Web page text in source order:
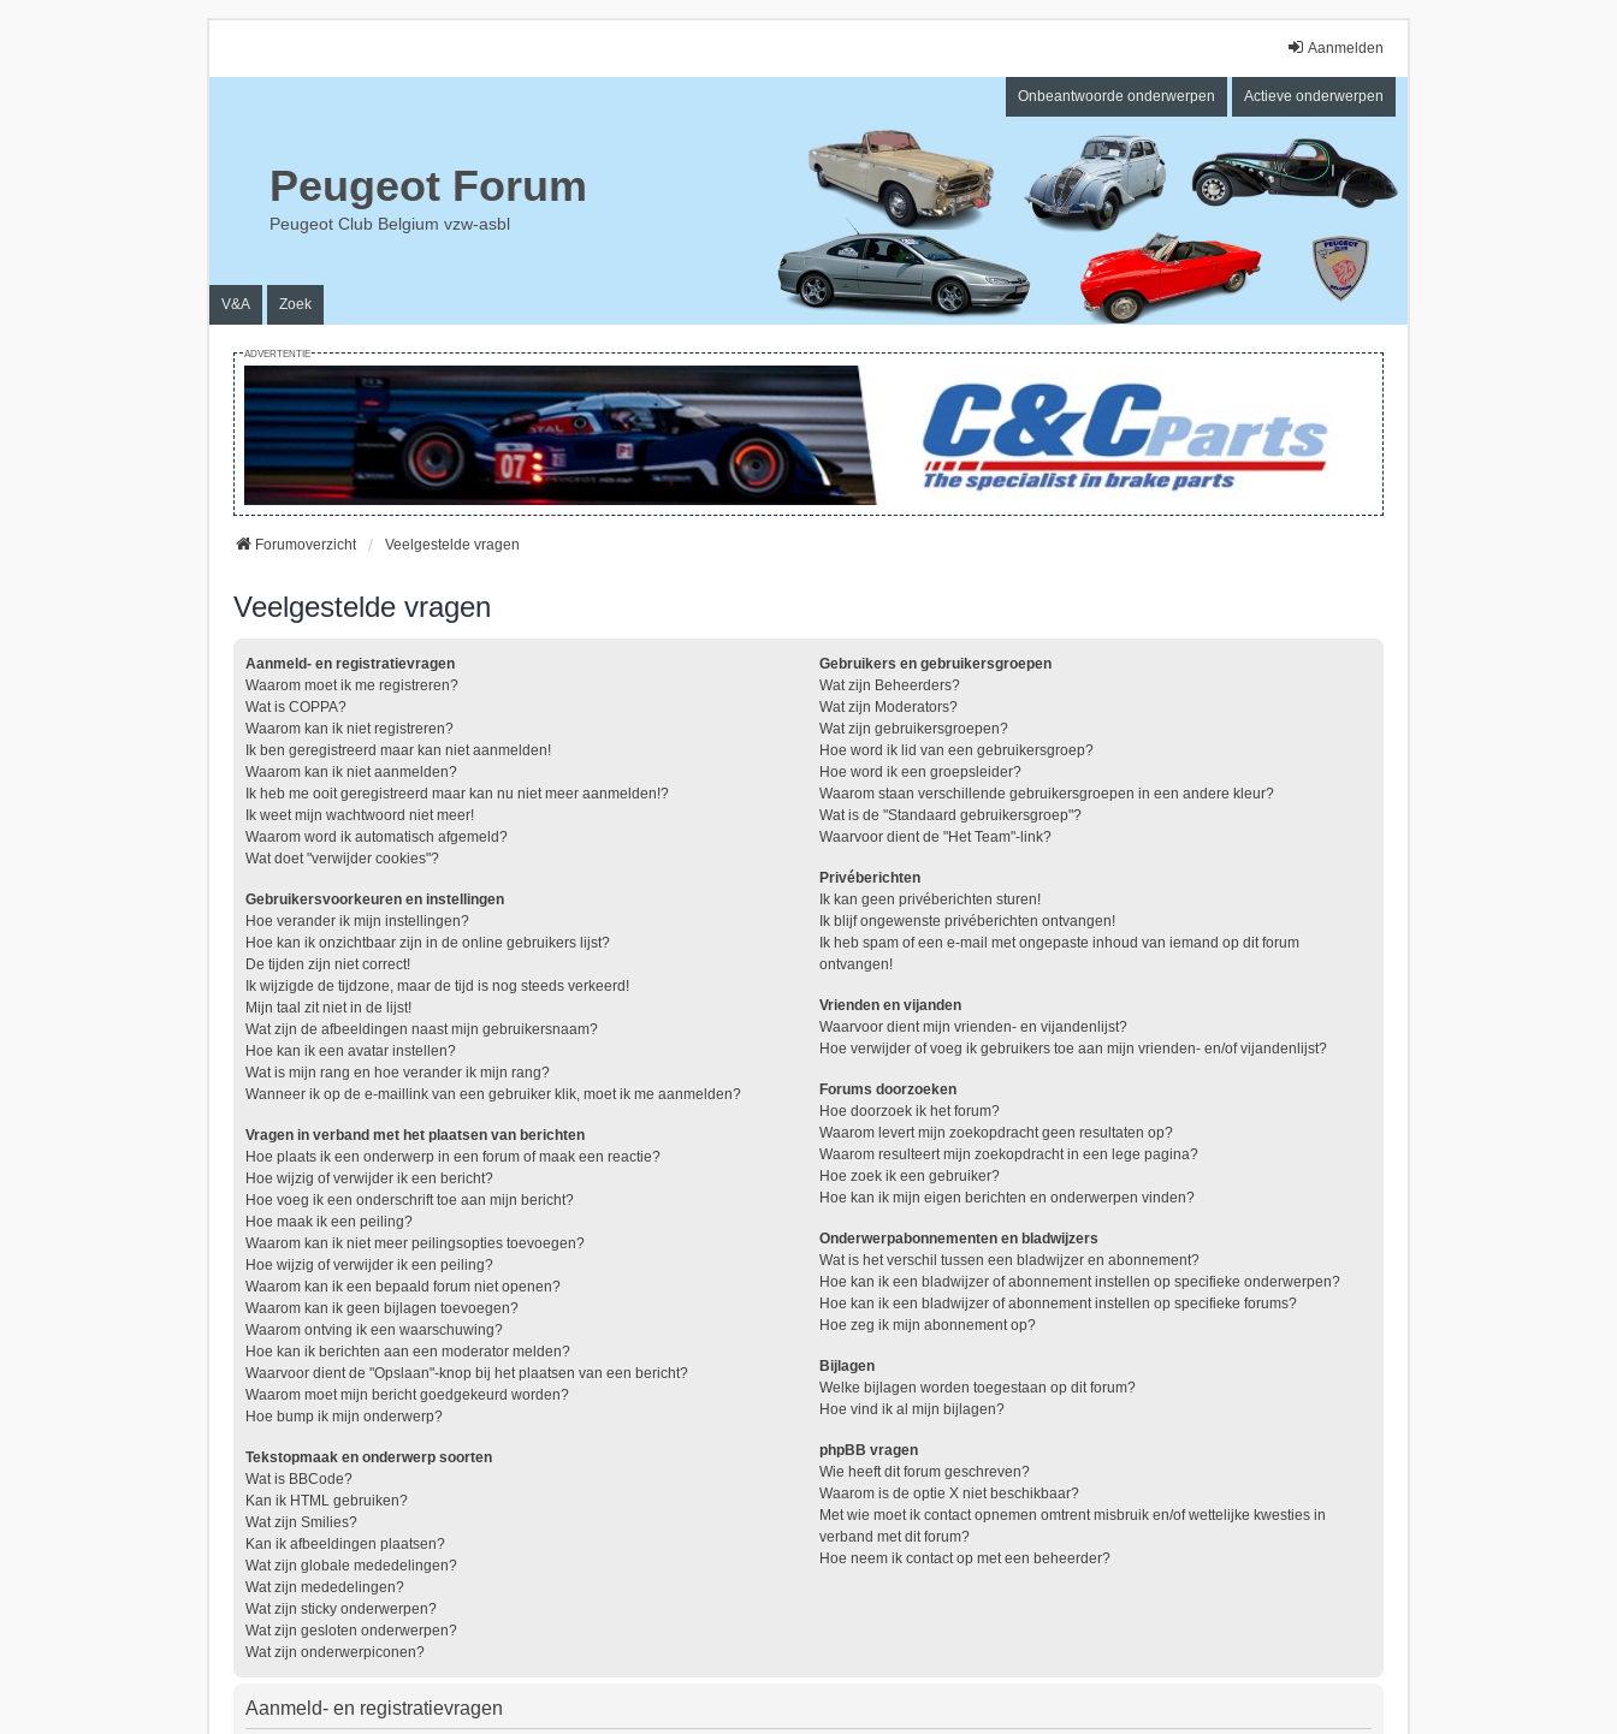
Aanmelden
Onbeantwoorde onderwerpen Actieve onderwerpen
Peugeot Forum
Peugeot Club Belgium vzw-asbl
V&A Zoek
ADVERTENTIE
Forumoverzicht Veelgestelde vragen
Veelgestelde vragen
Aanmeld- en registratievragen
Waarom moet ik me registreren?
Wat is COPPA?
Waarom kan ik niet registreren?
Ik ben geregistreerd maar kan niet aanmelden!
Waarom kan ik niet aanmelden?
Ik heb me ooit geregistreerd maar kan nu niet meer aanmelden!?
Ik weet mijn wachtwoord niet meer!
Waarom word ik automatisch afgemeld?
Wat doet "verwijder cookies"?
Gebruikersvoorkeuren en instellingen
Hoe verander ik mijn instellingen?
Hoe kan ik onzichtbaar zijn in de online gebruikers lijst?
De tijden zijn niet correct!
Ik wijzigde de tijdzone, maar de tijd is nog steeds verkeerd!
Mijn taal zit niet in de lijst!
Wat zijn de afbeeldingen naast mijn gebruikersnaam?
Hoe kan ik een avatar instellen?
Wat is mijn rang en hoe verander ik mijn rang?
Wanneer ik op de e-maillink van een gebruiker klik, moet ik me aanmelden?
Vragen in verband met het plaatsen van berichten
Hoe plaats ik een onderwerp in een forum of maak een reactie?
Hoe wijzig of verwijder ik een bericht?
Hoe voeg ik een onderschrift toe aan mijn bericht?
Hoe maak ik een peiling?
Waarom kan ik niet meer peilingsopties toevoegen?
Hoe wijzig of verwijder ik een peiling?
Waarom kan ik een bepaald forum niet openen?
Waarom kan ik geen bijlagen toevoegen?
Waarom ontving ik een waarschuwing?
Hoe kan ik berichten aan een moderator melden?
Waarvoor dient de "Opslaan"-knop bij het plaatsen van een bericht?
Waarom moet mijn bericht goedgekeurd worden?
Hoe bump ik mijn onderwerp?
Tekstopmaak en onderwerp soorten
Wat is BBCode?
Kan ik HTML gebruiken?
Wat zijn Smilies?
Kan ik afbeeldingen plaatsen?
Wat zijn globale mededelingen?
Wat zijn mededelingen?
Wat zijn sticky onderwerpen?
Wat zijn gesloten onderwerpen?
Wat zijn onderwerpiconen?
Gebruikers en gebruikersgroepen
Wat zijn Beheerders?
Wat zijn Moderators?
Wat zijn gebruikersgroepen?
Hoe word ik lid van een gebruikersgroep?
Hoe word ik een groepsleider?
Waarom staan verschillende gebruikersgroepen in een andere kleur?
Wat is de "Standaard gebruikersgroep"?
Waarvoor dient de "Het Team"-link?
Privéberichten
Ik kan geen privéberichten sturen!
Ik blijf ongewenste privéberichten ontvangen!
Ik heb spam of een e-mail met ongepaste inhoud van iemand op dit forum
ontvangen!
Vrienden en vijanden
Waarvoor dient mijn vrienden- en vijandenlijst?
Hoe verwijder of voeg ik gebruikers toe aan mijn vrienden- en/of vijandenlijst?
Forums doorzoeken
Hoe doorzoek ik het forum?
Waarom levert mijn zoekopdracht geen resultaten op?
Waarom resulteert mijn zoekopdracht in een lege pagina?
Hoe zoek ik een gebruiker?
Hoe kan ik mijn eigen berichten en onderwerpen vinden?
Onderwerpabonnementen en bladwijzers
Wat is het verschil tussen een bladwijzer en abonnement?
Hoe kan ik een bladwijzer of abonnement instellen op specifieke onderwerpen?
Hoe kan ik een bladwijzer of abonnement instellen op specifieke forums?
Hoe zeg ik mijn abonnement op?
Bijlagen
Welke bijlagen worden toegestaan op dit forum?
Hoe vind ik al mijn bijlagen?
phpBB vragen
Wie heeft dit forum geschreven?
Waarom is de optie X niet beschikbaar?
Met wie moet ik contact opnemen omtrent misbruik en/of wettelijke kwesties in
verband met dit forum?
Hoe neem ik contact op met een beheerder?
Aanmeld- en registratievragen